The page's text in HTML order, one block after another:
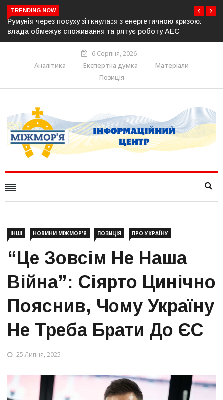
TRENDING NOW
кризою:
роботу АЕС
Латвія готова направити до 20
розблокування Ормузької протоки
6 Серпня, 2026
Аналітика
Експертна думка
Матеріали
Позиція
ІНШІ НОВИНИ МІЖМОР'Я ПОЗИЦІЯ ПРО УКРАЇНУ
“Це Зовсім Не Наша
Війна”: Сіярто Цинічно
Пояснив, Чому Україну
Не Треба Брати До ЄС
25 Липня, 2025